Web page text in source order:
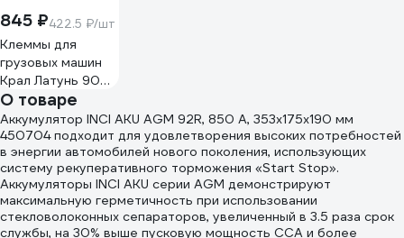
845 ₽422.5 ₽/шт
Клеммы для
грузовых машин
Крал Латунь 900
сила техники 6942
О товаре
Аккумулятор INCI AKU AGM 92R, 850 A, 353x175x190 мм
450704 подходит для удовлетворения высоких потребностей
в энергии автомобилей нового поколения, использующих
систему рекуперативного торможения «Start Stop».
Аккумуляторы INCI AKU серии AGM демонстрируют
максимальную герметичность при использовании
стекловолоконных сепараторов, увеличенный в 3.5 раза срок
службы, на 30% выше пусковую мощность CCA и более